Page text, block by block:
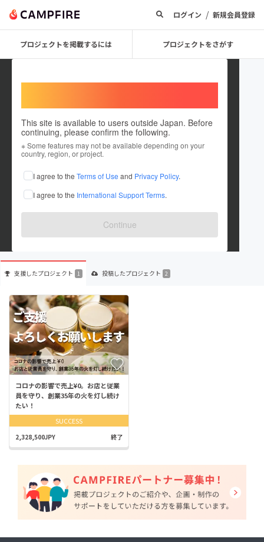
ログイン / 新規会員登録
プロジェクトを掲載するには プロジェクトをさがす
This site is available to users outside Japan. Before
continuing, please confirm the following.
※ Some features may not be available depending on your
country, region, or project.
I agree to the Terms of Use and Privacy Policy.
I agree to the International Support Terms.
Continue
eurasiatrading
これまでに1回支援して2件のプロジェクトを投稿しています
在住国：日本 現在地：東京都
出身国：日本 出身地：茨城県
支援したプロジェクト 1 投稿したプロジェクト 2
コロナの影響で売上¥0。お店と従業
員を守り、創業35年の火を灯し続け
たい！
SUCCESS
2,328,500JPY 終了